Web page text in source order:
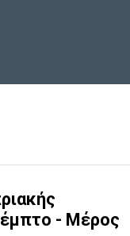
- Μέρος